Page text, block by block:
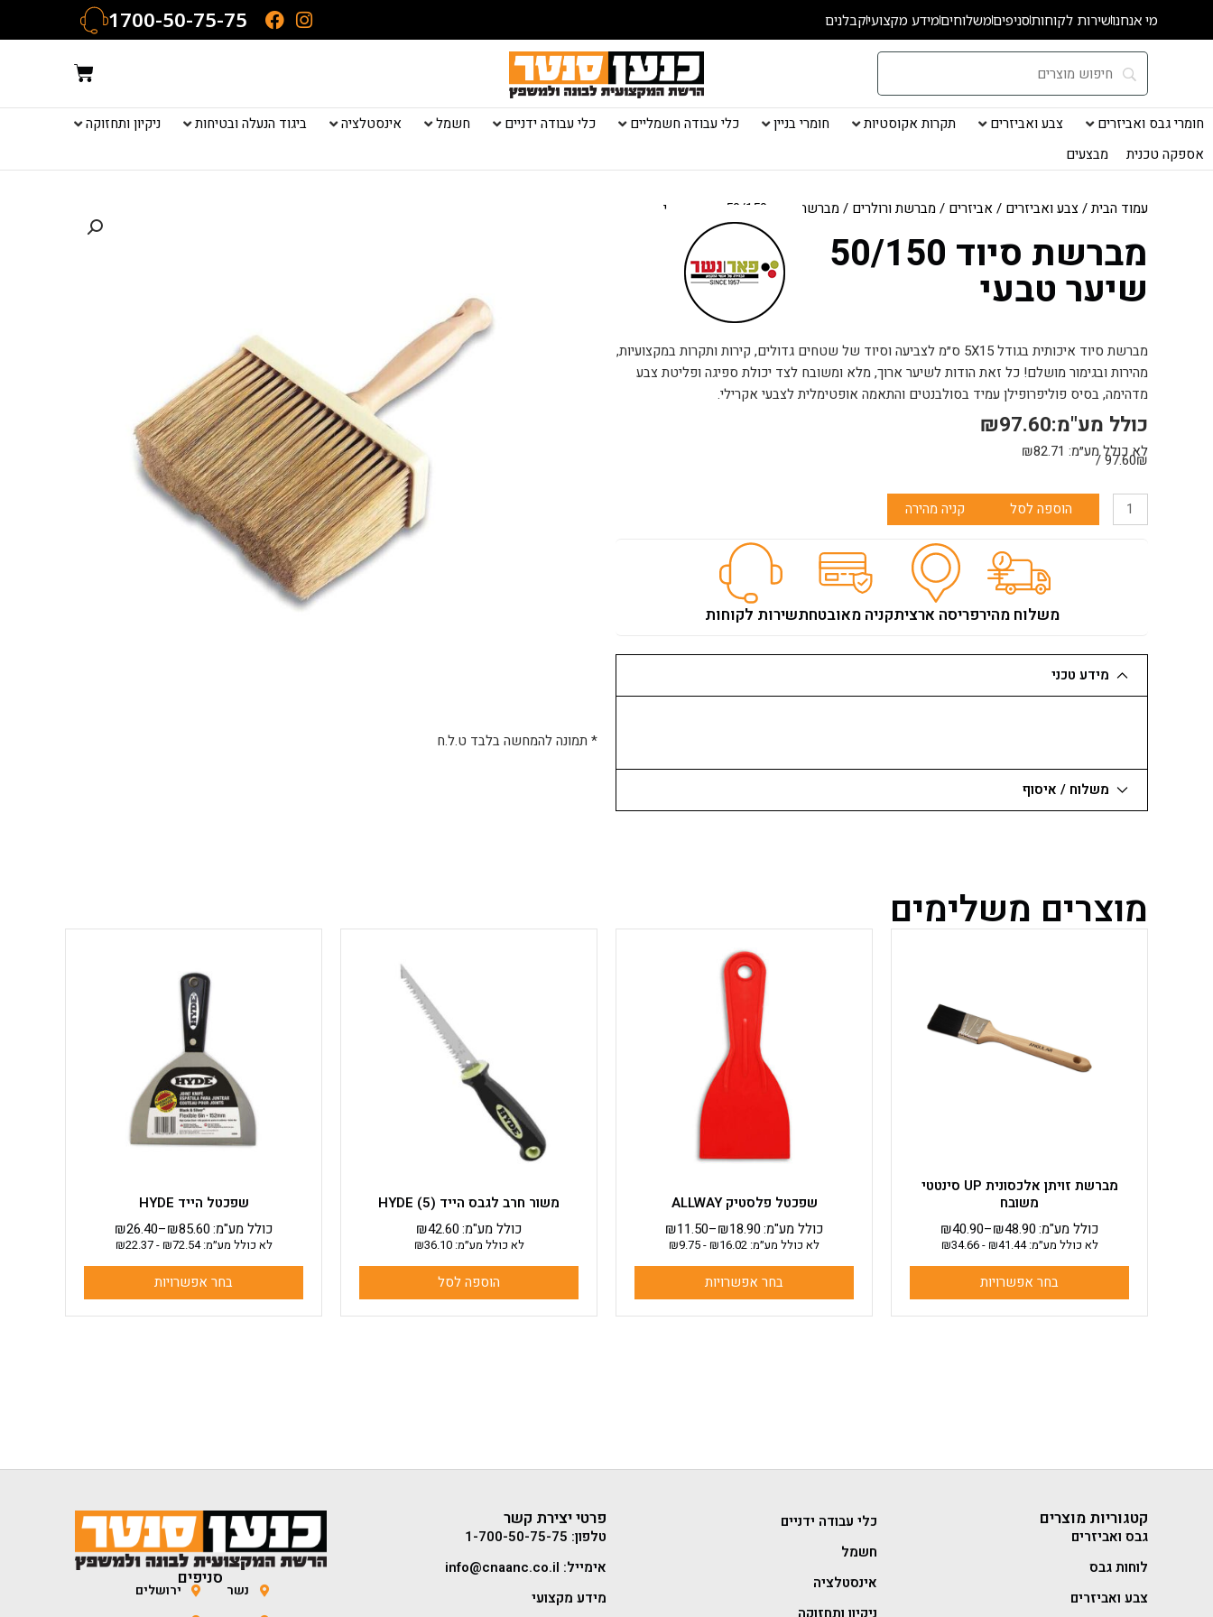
מי אנחנושירות לקוחותסניפיםמשלוחיםמידע מקצועיקבלנים 1700-50-75-75
עגלת
קניות
חומרי גבס ואביזרים צבע ואביזרים תקרות אקוסטיות חומרי בניין כלי עבודה חשמליים כלי עבודה ידניים חשמל אינסטלציה ביגוד הנעלה ובטיחות
ניקיון ותחזוקה
אספקה טכנית
מבצעים
עמוד הבית/צבע ואביזרים / אביזרים /מברשת ורולרים / מברשת סיוד 50/150 שיער טבעי
מברשת סיוד 50/150
שיער טבעי
מברשת סיוד איכותית בגודל 5X15 ס״מ לצביעה וסיוד של שטחים גדולים, קירות ותקרות במקצועיות,
מהירות ובגימור מושלם! כל זאת הודות לשיער ארוך, מלא ומשובח לצד יכולת ספיגה ופליטת צבע
מדהימה, בסיס פוליפרופילן עמיד בסולבנטים והתאמה אופטימלית לצבעי אקרילי.
₪97.60כולל מע"מ:
לא כולל מע״מ: ₪82.71
97.60₪ /
כמות
הוספה לסל קניה מהירה
משלוח מהירפריסה ארציתקניה מאובטחתשירות לקוחות
מידע טכני
משלוח / איסוף
* תמונה להמחשה בלבד ט.ל.ח
מוצרים משלימים
מברשת זויתן אלכסונית UP סינטטי
משובח
₪40.90–₪48.90כולל מע"מ:
לא כולל מע״מ: ₪41.44
-
₪34.66
בחר אפשרויות
סוגים.
ניתן
שפכטל פלסטיק ALLWAY
₪11.50–₪18.90כולל מע"מ:
לא כולל מע״מ: ₪16.02
-
₪9.75
בחר אפשרויות
זה
יש
מספר
סוגים.
ניתן
לבחור
האפשרויות
המוצר
משור חרב לגבס הייד HYDE (5)
₪42.60כולל מע"מ:
לא כולל מע״מ: ₪36.10
הוספה לסל
שפכטל הייד HYDE
₪26.40–₪85.60כולל מע"מ:
לא כולל מע״מ: ₪72.54
-
₪22.37
בחר אפשרויות
יש
מספר
סוגים.
ניתן
לבחור
את
האפשרויות
בעמוד
קטגוריות מוצרים
גבס ואביזרים
לוחות גבס
צבע ואביזרים
כלי עבודה ידניים
חשמל
אינסטלציה
פרטי יצירת קשר
טלפון: 1-700-50-75-75
אימייל: info@cnaanc.co.il
מידע מקצועי
סניפים
נשר
ירושלים